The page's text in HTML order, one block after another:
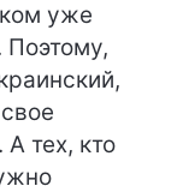
уже
Поэтому,
тех, кто